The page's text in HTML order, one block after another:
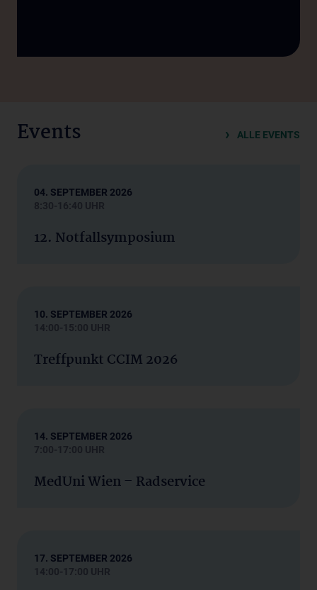
Events ALLE EVENTS
04. SEPTEMBER 2026
8:30-16:40 UHR
12. Notfallsymposium
10. SEPTEMBER 2026
14:00-15:00 UHR
Treffpunkt CCIM 2026
14. SEPTEMBER 2026
7:00-17:00 UHR
MedUni Wien – Radservice
17. SEPTEMBER 2026
14:00-17:00 UHR